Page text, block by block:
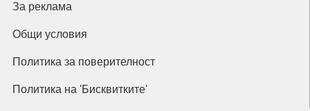
За реклама
Общи условия
Политика за поверителност
Политика на 'Бисквитките'